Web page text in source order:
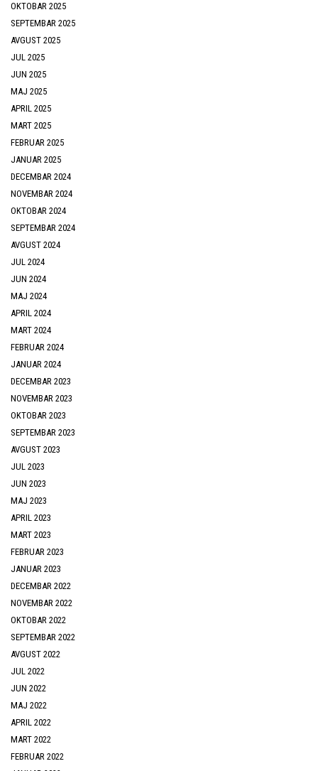
OKTOBAR 2025
SEPTEMBAR 2025
AVGUST 2025
JUL 2025
JUN 2025
MAJ 2025
APRIL 2025
MART 2025
FEBRUAR 2025
JANUAR 2025
DECEMBAR 2024
NOVEMBAR 2024
OKTOBAR 2024
SEPTEMBAR 2024
AVGUST 2024
JUL 2024
JUN 2024
MAJ 2024
APRIL 2024
MART 2024
FEBRUAR 2024
JANUAR 2024
DECEMBAR 2023
NOVEMBAR 2023
OKTOBAR 2023
SEPTEMBAR 2023
AVGUST 2023
JUL 2023
JUN 2023
MAJ 2023
APRIL 2023
MART 2023
FEBRUAR 2023
JANUAR 2023
DECEMBAR 2022
NOVEMBAR 2022
OKTOBAR 2022
SEPTEMBAR 2022
AVGUST 2022
JUL 2022
JUN 2022
MAJ 2022
APRIL 2022
MART 2022
FEBRUAR 2022